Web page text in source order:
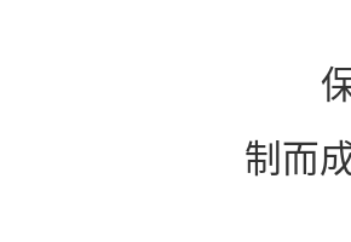
保
制而